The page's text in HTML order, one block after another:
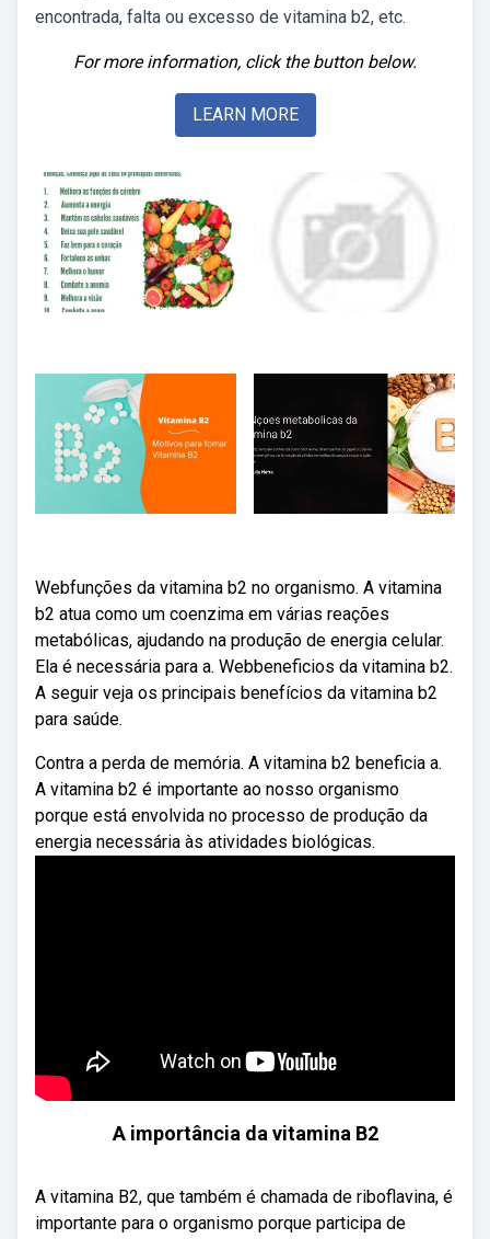
encontrada, falta ou excesso de vitamina b2, etc.
For more information, click the button below.
LEARN MORE
Webfunções da vitamina b2 no organismo. A vitamina
b2 atua como um coenzima em várias reações
metabólicas, ajudando na produção de energia celular.
Ela é necessária para a. Webbeneficios da vitamina b2.
A seguir veja os principais benefícios da vitamina b2
para saúde.
Contra a perda de memória. A vitamina b2 beneficia a.
A vitamina b2 é importante ao nosso organismo
porque está envolvida no processo de produção da
energia necessária às atividades biológicas.
A importância da vitamina B2
A vitamina B2, que também é chamada de riboflavina, é
importante para o organismo porque participa de